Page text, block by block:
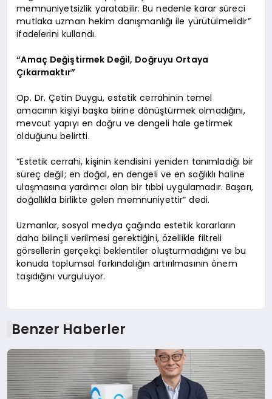
memnuniyetsizlik yaratabilir. Bu nedenle karar süreci
mutlaka uzman hekim danışmanlığı ile yürütülmelidir”
ifadelerini kullandı.
“Amaç Değiştirmek Değil, Doğruyu Ortaya
Çıkarmaktır”
Op. Dr. Çetin Duygu, estetik cerrahinin temel
amacının kişiyi başka birine dönüştürmek olmadığını,
mevcut yapıyı en doğru ve dengeli hale getirmek
olduğunu belirtti.
“Estetik cerrahi, kişinin kendisini yeniden tanımladığı bir
süreç değil; en doğal, en dengeli ve en sağlıklı haline
ulaşmasına yardımcı olan bir tıbbi uygulamadır. Başarı,
doğallıkla birlikte gelen memnuniyettir” dedi.
Uzmanlar, sosyal medya çağında estetik kararların
daha bilinçli verilmesi gerektiğini, özellikle filtreli
görsellerin gerçekçi beklentiler oluşturmadığını ve bu
konuda toplumsal farkındalığın artırılmasının önem
taşıdığını vurguluyor.
Benzer Haberler